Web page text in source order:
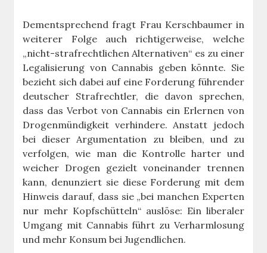
Dementsprechend fragt Frau Kerschbaumer in
weiterer Folge auch richtigerweise, welche
„nicht-strafrechtlichen Alternativen“ es zu einer
Legalisierung von Cannabis geben könnte. Sie
bezieht sich dabei auf eine Forderung führender
deutscher Strafrechtler, die davon sprechen,
dass das Verbot von Cannabis ein Erlernen von
Drogenmündigkeit verhindere. Anstatt jedoch
bei dieser Argumentation zu bleiben, und zu
verfolgen, wie man die Kontrolle harter und
weicher Drogen gezielt voneinander trennen
kann, denunziert sie diese Forderung mit dem
Hinweis darauf, dass sie „bei manchen Experten
nur mehr Kopfschütteln“ auslöse: Ein liberaler
Umgang mit Cannabis führt zu Verharmlosung
und mehr Konsum bei Jugendlichen.